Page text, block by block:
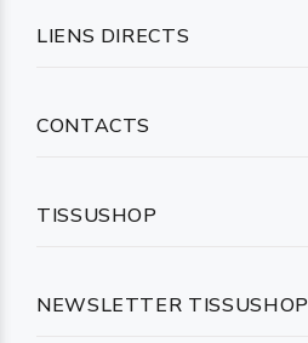
NEWSLETTER TISSUSHOP
LIENS DIRECTS
CONTACTS
TISSUSHOP